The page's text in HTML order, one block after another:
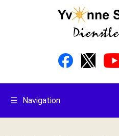
☰ Navigation